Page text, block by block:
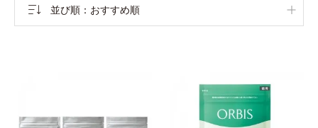
並び順 おすすめ順